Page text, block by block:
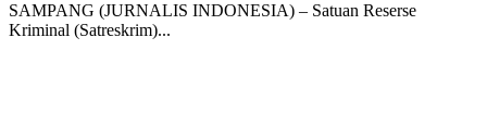
SAMPANG (JURNALIS INDONESIA) – Satuan Reserse
Kriminal (Satreskrim)...